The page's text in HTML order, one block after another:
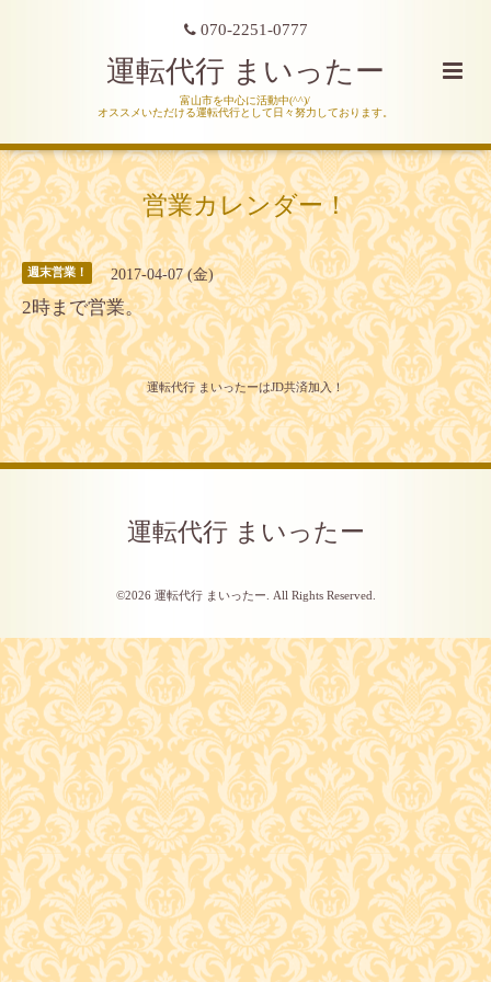
070-2251-0777
運転代行 まいったー
富山市を中心に活動中(^^)/
オススメいただける運転代行として日々努力しております。
営業カレンダー！
週末営業！ 2017-04-07 (金)
2時まで営業。
運転代行 まいったーはJD共済加入！
運転代行 まいったー
©2026 運転代行 まいったー . All Rights Reserved.